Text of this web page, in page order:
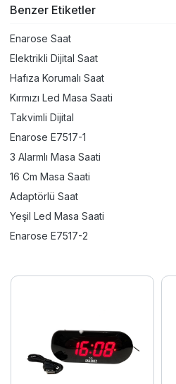
Benzer Etiketler
Enarose Saat
Elektrikli Dijital Saat
Hafıza Korumalı Saat
Kırmızı Led Masa Saati
Takvimli Dijital
Enarose E7517-1
3 Alarmlı Masa Saati
16 Cm Masa Saati
Adaptörlü Saat
Yeşil Led Masa Saati
Enarose E7517-2